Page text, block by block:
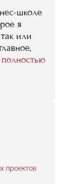
школе
я
или
читают.
людьми,
и
полностью
проектов